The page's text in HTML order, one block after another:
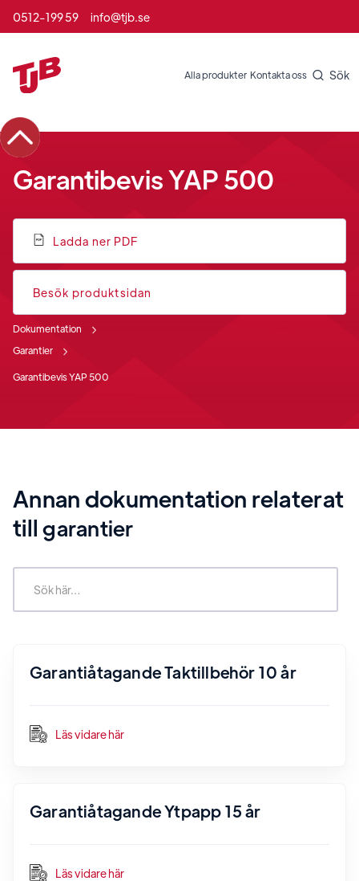
0512-199 59 info@tjb.se
Alla produkter Kontakta oss Sök
Garantibevis YAP 500
Ladda ner PDF
Besök produktsidan
Dokumentation
Garantier
Garantibevis YAP 500
Annan dokumentation relaterat
tillgarantier
Garantiåtagande Taktillbehör 10 år
Läs vidare här
Garantiåtagande Ytpapp 15 år
Läs vidare här